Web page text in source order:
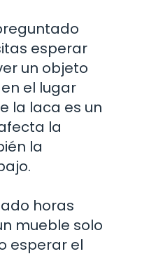
esperar
un objeto
el lugar
la laca es un
la
la
horas
mueble solo
esperar el